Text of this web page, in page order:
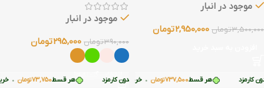
هر قسط737,500تومان • خرید قسطی با ترب‌پی بدون کارمزد
موجود در انبار
3,500,000تومان 2,950,000تومان
هر قسط73,750تومان • هر قسط73,750 تومان • خرید قسطی با ترب‌پی بدون کارمزد
موجود در انبار
390,000تومان 295,000تومان
انتخاب گزینه‌ها